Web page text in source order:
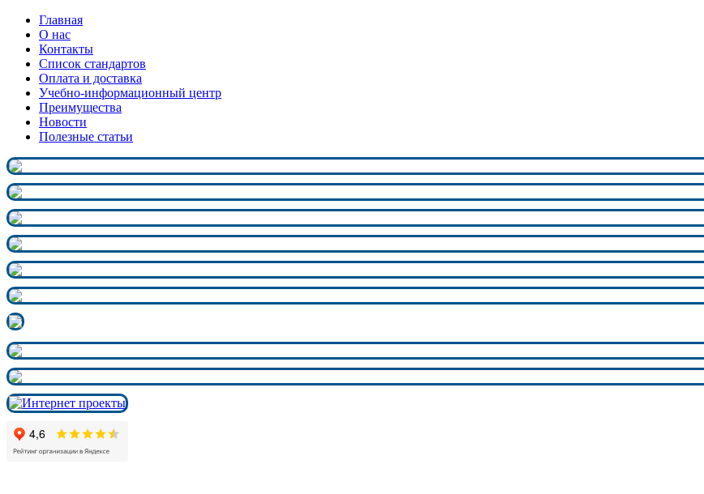
Главная
О нас
Контакты
Список стандартов
Оплата и доставка
Учебно-информационный центр
Преимущества
Новости
Полезные статьи